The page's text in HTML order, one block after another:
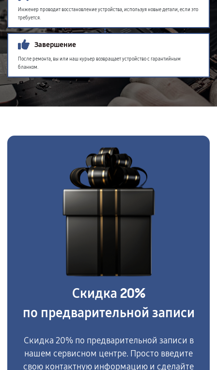
Инженер проводит восстановление устройства, используя новые детали, если это
требуется.
Завершение
После ремонта, вы или наш курьер возвращает устройство с гарантийным
бланком.
Скидка 20%
по предварительной записи
Скидка 20% по предварительной записи в
нашем сервисном центре. Просто введите
свою контактную информацию и сделайте